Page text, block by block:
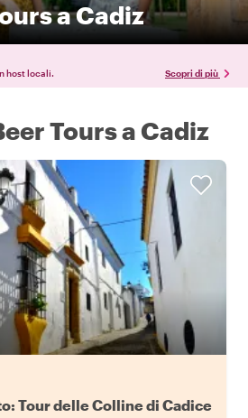
a Cadiz
host locali. Scopri di più
Tours a Cadiz
Tour delle Colline di Cadice